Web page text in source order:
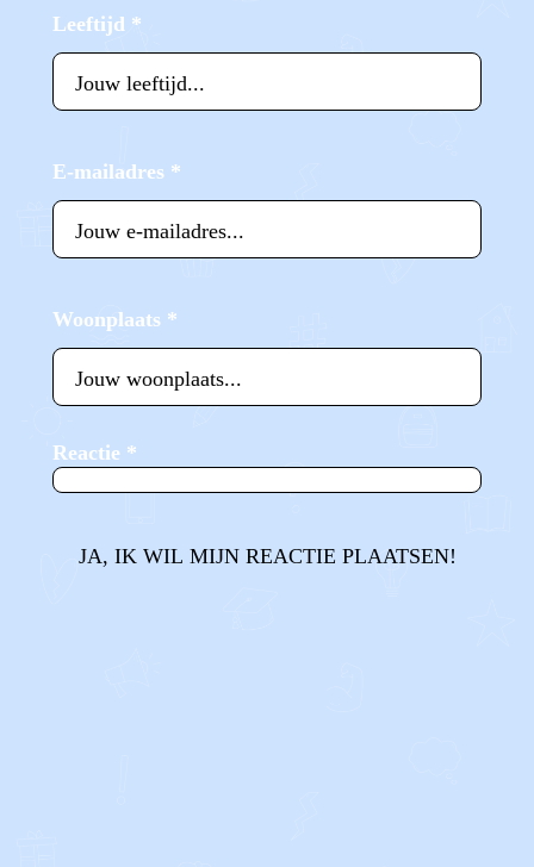
Leeftijd *
E-mailadres *
Woonplaats *
Reactie *
JA, IK WIL MIJN REACTIE PLAATSEN!